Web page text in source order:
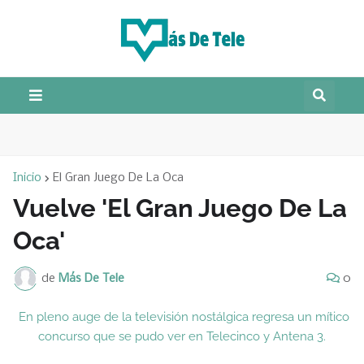
Inicio El Gran Juego De La Oca
Vuelve 'El Gran Juego De La
Oca'
de Más De Tele 0
En pleno auge de la televisión nostálgica regresa un mítico
concurso que se pudo ver en Telecinco y Antena 3.